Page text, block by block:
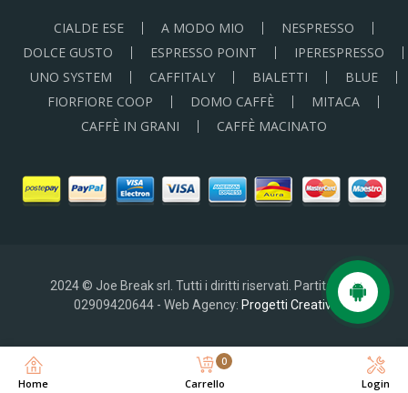
Home
0
Carrello Login
CIALDE ESE A MODO MIO
NESPRESSO
DOLCE GUSTO
ESPRESSO POINT
IPERESPRESSO
UNO SYSTEM
CAFFITALY BIALETTI
BLUE
FIORFIORE COOP
DOMO CAFFÈ
MITACA
CAFFÈ IN GRANI
CAFFÈ MACINATO
2024 © Joe Break srl. Tutti i diritti riservati. Partita IVA:
02909420644 - Web Agency: Progetti Creativi